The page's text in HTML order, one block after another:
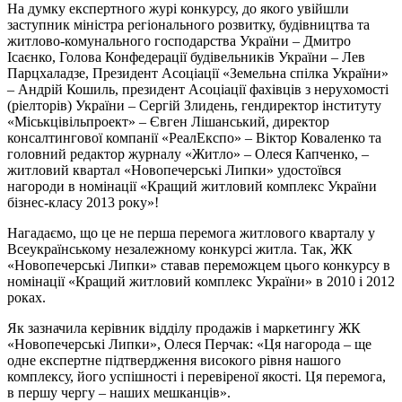
На думку експертного журі конкурсу, до якого увійшли
заступник міністра регіонального розвитку, будівництва та
житлово-комунального господарства України – Дмитро
Ісаєнко, Голова Конфедерації будівельників України – Лев
Парцхаладзе, Президент Асоціації «Земельна спілка України»
– Андрій Кошиль, президент Асоціації фахівців з нерухомості
(ріелторів) України – Сергій Злидень, гендиректор інституту
«Міськцівільпроект» – Євген Лішанський, директор
консалтингової компанії «РеалЕкспо» – Віктор Коваленко та
головний редактор журналу «Житло» – Олеся Капченко, –
житловий квартал «Новопечерські Липки» удостоївся
нагороди в номінації «Кращий житловий комплекс України
бізнес-класу 2013 року»!
Нагадаємо, що це не перша перемога житлового кварталу у
Всеукраїнському незалежному конкурсі житла. Так, ЖК
«Новопечерські Липки» ставав переможцем цього конкурсу в
номінації «Кращий житловий комплекс України» в 2010 і 2012
роках.
Як зазначила керівник відділу продажів і маркетингу ЖК
«Новопечерські Липки», Олеся Перчак: «Ця нагорода – ще
одне експертне підтвердження високого рівня нашого
комплексу, його успішності і перевіреної якості. Ця перемога,
в першу чергу – наших мешканців».